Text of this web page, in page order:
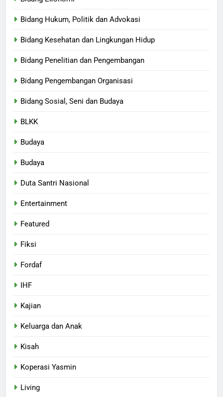
Bidang Hukum, Politik dan Advokasi
Bidang Kesehatan dan Lingkungan Hidup
Bidang Penelitian dan Pengembangan
Bidang Pengembangan Organisasi
Bidang Sosial, Seni dan Budaya
BLKK
Budaya
Budaya
Duta Santri Nasional
Entertainment
Featured
Fiksi
Fordaf
IHF
Kajian
Keluarga dan Anak
Kisah
Koperasi Yasmin
Living